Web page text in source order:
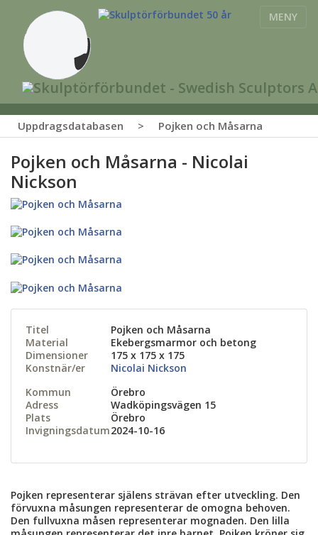
MENY
Uppdragsdatabasen > Pojken och Måsarna
Pojken och Måsarna - Nicolai
Nickson
Titel
Pojken och Måsarna
Material
Ekebergsmarmor och betong
Dimensioner
175 x 175 x 175
Konstnär/er
Nicolai Nickson
Kommun
Örebro
Adress
Wadköpingsvägen 15
Plats
Örebro
Invigningsdatum2024-10-16
Pojken representerar själens strävan efter utveckling. Den
förvuxna måsungen representerar de omogna behoven.
Den fullvuxna måsen representerar mognaden. Den lilla